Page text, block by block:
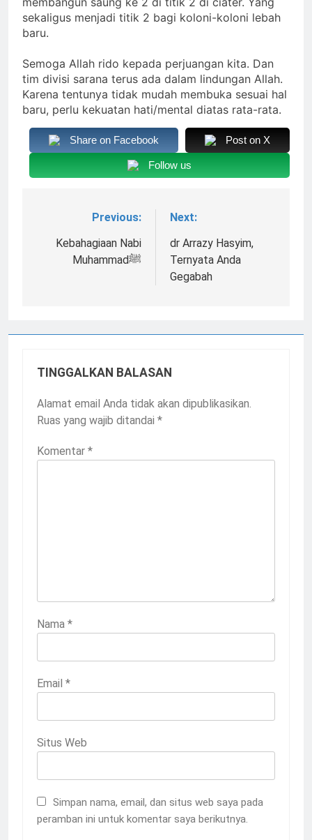
Pesan Baru di Tengah
JemaahAllah ﷻ Telah
Zaman Bagi Para
Helper Muhammad
Qasim, Kuncinya di
Tangan Muhammad
Qasim, Dengan 7
Tokoh Inti Sebagai
Porosnya dan Hanya
Jiwa-jiwa yang Suci
yang Diijinkan Masuk
Sorot Kamera Dunia
akan Tertuju ke Bukit
Lebah : Ketika yang
Tersembunyi Dipaksa
Barisan yang Diakui,
Solid & Loyal
2 Hari Ago
Identitas Muhammas
Qasim Sebab Calon
Imam Mahdi Masalah
Tertutup dari
Mayoritas Manusia,
Kemuliaannya Jauh
Ketika Istikharah
Jalan Hati
sekaligus menjadi titik 2 bagi koloni-koloni lebah
baru.
Semoga Allah rido kepada perjuangan kita. Dan
tim divisi sarana terus ada dalam lindungan Allah.
Karena tentunya tidak mudah membuka sesuai hal
baru, perlu kekuatan hati/mental diatas rata-rata.
Share on Facebook Post on X
Follow us
Navigasi
pos
Previous:
Kebahagiaan Nabi
Muhammadﷺ
Next:
dr Arrazy Hasyim,
Ternyata Anda
Gegabah
TINGGALKAN BALASAN
Alamat email Anda tidak akan dipublikasikan.
Ruas yang wajib ditandai *
Komentar *
Nama *
Email *
Situs Web
Simpan nama, email, dan situs web saya pada
peramban ini untuk komentar saya berikutnya.